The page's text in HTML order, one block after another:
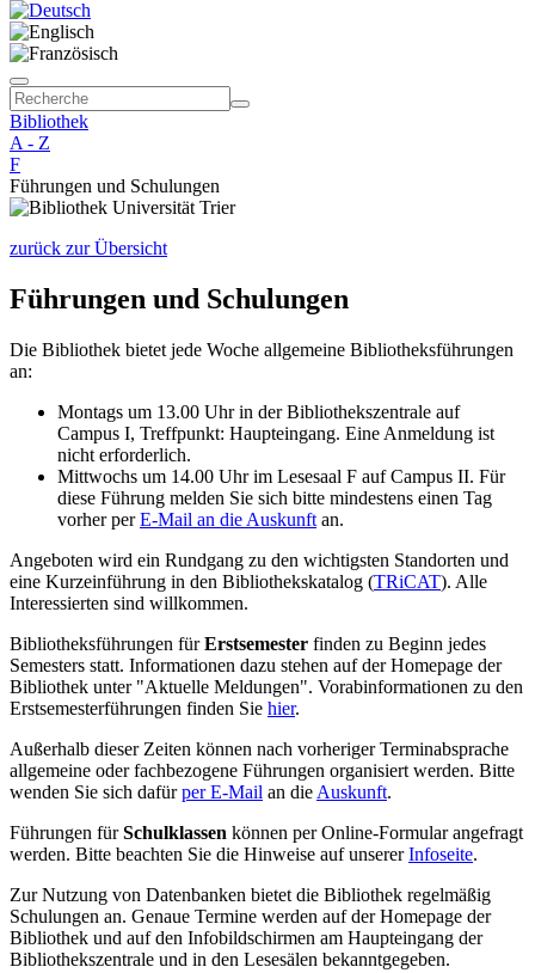
Bibliothek
A - Z
F
Führungen und Schulungen
zurück zur Übersicht
Führungen und Schulungen
Die Bibliothek bietet jede Woche allgemeine Bibliotheksführungen
an:
Montags um 13.00 Uhr in der Bibliothekszentrale auf
Campus I, Treffpunkt: Haupteingang. Eine Anmeldung ist
nicht erforderlich.
Mittwochs um 14.00 Uhr im Lesesaal F auf Campus II. Für
diese Führung melden Sie sich bitte mindestens einen Tag
vorher perE-Mail an die Auskunft an.
Angeboten wird ein Rundgang zu den wichtigsten Standorten und
eine Kurzeinführung in den Bibliothekskatalog (TRiCAT). Alle
Interessierten sind willkommen.
Bibliotheksführungen fürErstsemester finden zu Beginn jedes
Semesters statt. Informationen dazu stehen auf der Homepage der
Bibliothek unter "Aktuelle Meldungen". Vorabinformationen zu den
Erstsemesterführungen finden Sie hier.
Außerhalb dieser Zeiten können nach vorheriger Terminabsprache
allgemeine oder fachbezogene Führungen organisiert werden. Bitte
wenden Sie sich dafürper E-Mail an die Auskunft.
Führungen fürSchulklassen können per Online-Formular angefragt
werden. Bitte beachten Sie die Hinweise auf unsererInfoseite.
Zur Nutzung von Datenbanken bietet die Bibliothek regelmäßig
Schulungen an. Genaue Termine werden auf der Homepage der
Bibliothek und auf den Infobildschirmen am Haupteingang der
Bibliothekszentrale und in den Lesesälen bekanntgegeben.